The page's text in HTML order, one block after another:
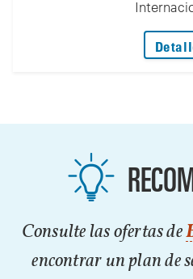
Consulte las ofertas de
encontrar un plan de